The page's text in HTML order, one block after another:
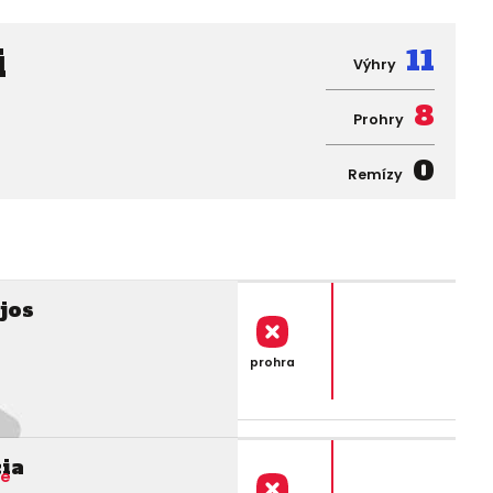
Výhry 11
Prohry 8
Remízy 0
prohra